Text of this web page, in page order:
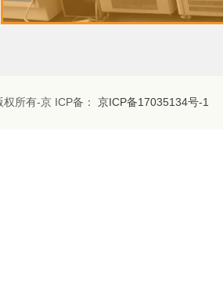
所有-京 ICP备： 京ICP备17035134号-1